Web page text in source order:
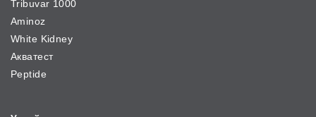
Tribuvar 1000
Aminoz
White Kidney
Акватест
Peptide